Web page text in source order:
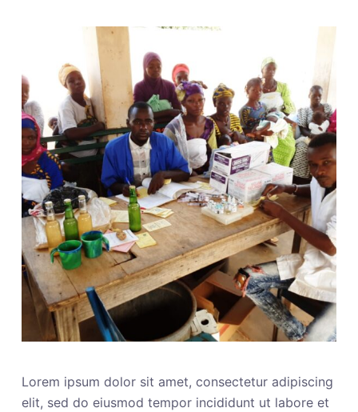
Lorem ipsum dolor sit amet, consectetur adipiscing
elit, sed do eiusmod tempor incididunt ut labore et